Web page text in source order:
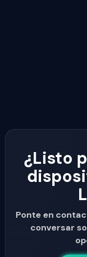
¿Listo
Ponte en
conversar